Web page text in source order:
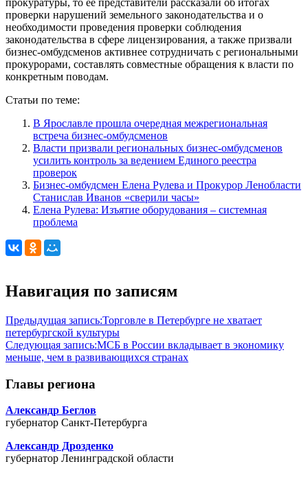
прокуратуры, то ее представители рассказали об итогах
проверки нарушений земельного законодательства и о
необходимости проведения проверки соблюдения
законодательства в сфере лицензирования, а также призвали
бизнес-омбудсменов активнее сотрудничать с региональными
прокурорами, составлять совместные обращения к власти по
конкретным поводам.
Статьи по теме:
В Ярославле прошла очередная межрегиональная
встреча бизнес-омбудсменов
Власти призвали региональных бизнес-омбудсменов
усилить контроль за ведением Единого реестра
проверок
Бизнес-омбудсмен Елена Рулева и Прокурор Ленобласти
Станислав Иванов «сверили часы»
Елена Рулева: Изъятие оборудования – системная
проблема
Навигация по записям
Предыдущая запись:Торговле в Петербурге не хватает
петербургской культуры
Следующая запись:МСБ в России вкладывает в экономику
меньше, чем в развивающихся странах
Главы региона
Александр Беглов
губернатор Санкт-Петербурга
Александр Дрозденко
губернатор Ленинградской области